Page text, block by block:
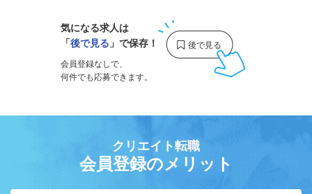
気になる求人は
「後で見る 」で保存！
会員登録なしで、
何件でも応募できます。
クリエイト転職
会員登録のメリット